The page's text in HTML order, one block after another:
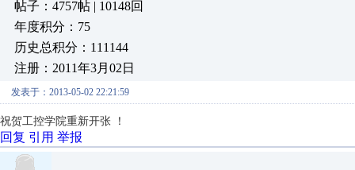
帖子：4757帖 | 10148回
年度积分：75
历史总积分：111144
注册：2011年3月02日
发表于：2013-05-02 22:21:59
祝贺工控学院重新开张 ！
回复 引用 举报